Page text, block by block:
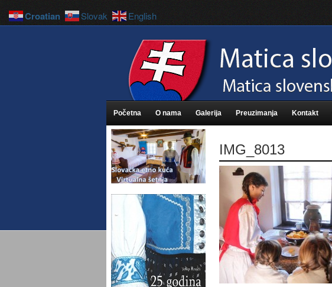
Početna O nama Galerija Preuzimanja Kontakt
IMG_8013
Croatian Slovak English